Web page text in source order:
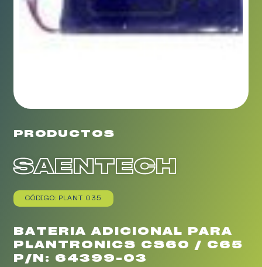
PRODUCTOS
SAENTECH
CÓDIGO: PLANT 035
BATERIA ADICIONAL PARA
PLANTRONICS CS60 / C65
P/N: 64399-03